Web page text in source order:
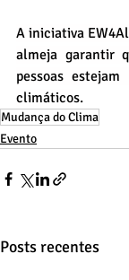
A iniciativa
almeja garantir
pessoas
climáticos.
Mudança do Clima
Evento
Posts recentes